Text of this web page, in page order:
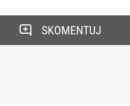
SKOMENTUJ